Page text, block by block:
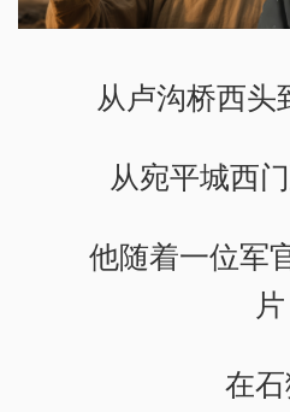
从卢沟桥西头
从宛平城西
他随着一位军
片
在